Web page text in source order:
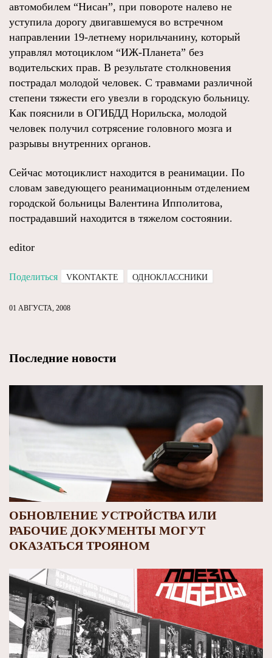
автомобилем “Нисан”, при повороте налево не
уступила дорогу двигавшемуся во встречном
направлении 19-летнему норильчанину, который
управлял мотоциклом “ИЖ-Планета” без
водительских прав. В результате столкновения
пострадал молодой человек. С травмами различной
степени тяжести его увезли в городскую больницу.
Как пояснили в ОГИБДД Норильска, молодой
человек получил сотрясение головного мозга и
разрывы внутренних органов.
Сейчас мотоциклист находится в реанимации. По
словам заведующего реанимационным отделением
городской больницы Валентина Ипполитова,
пострадавший находится в тяжелом состоянии.
editor
Поделиться VKONTAKTE ОДНОКЛАССНИКИ
01 АВГУСТА, 2008
Последние новости
ОБНОВЛЕНИЕ УСТРОЙСТВА ИЛИ
РАБОЧИЕ ДОКУМЕНТЫ МОГУТ
ОКАЗАТЬСЯ ТРОЯНОМ